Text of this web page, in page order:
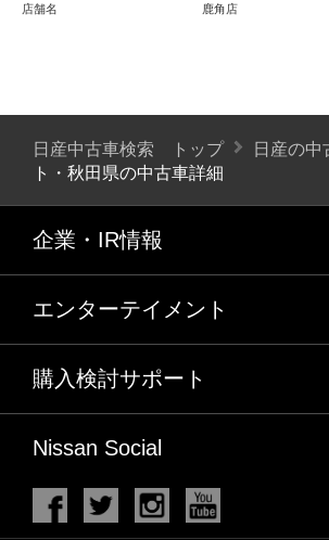
店舗名 鹿角店
日産中古車検索 トップ 日産の中
ト・秋田県の中古車詳細
企業・IR情報
エンターテイメント
購入検討サポート
Nissan Social